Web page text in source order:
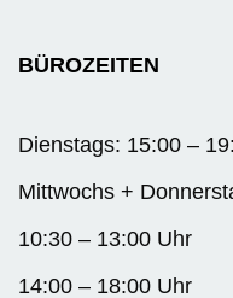
BÜROZEITEN
Dienstags: 15:00 –
Mittwochs +
10:30 – 13:00 Uhr
14:00 – 18:00 Uhr